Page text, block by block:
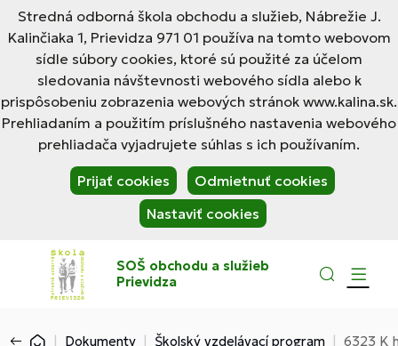
Stredná odborná škola obchodu a služieb, Nábrežie J.
Kalinčiaka 1, Prievidza 971 01 používa na tomto webovom
sídle súbory cookies, ktoré sú použité za účelom
sledovania návštevnosti webového sídla alebo k
prispôsobeniu zobrazenia webových stránok www.kalina.sk.
Prehliadaním a použitím príslušného nastavenia webového
prehliadača vyjadrujete súhlas s ich používaním.
Prijať cookies
Odmietnuť cookies
Nastaviť cookies
SOŠ obchodu a služieb
Prievidza
Dokumenty Školský vzdelávací program 6323 K